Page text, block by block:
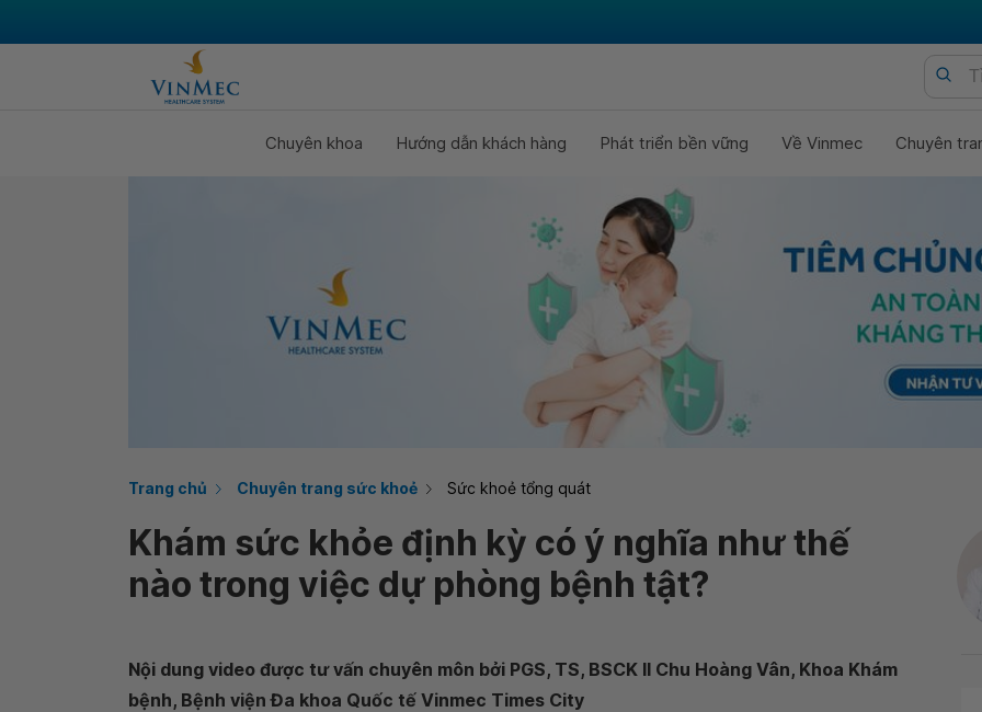
Chuyên khoa Hướng dẫn khách hàng Phát triển bền vững Về Vinmec Chuyên
Trang chủ Chuyên trang sức khoẻ Sức khoẻ tổng quát
Khám sức khỏe định kỳ có ý nghĩa như thế
nào trong việc dự phòng bệnh tật?
Nội dung video được tư vấn chuyên môn bởi PGS, TS, BSCK II Chu Hoàng Vân, Khoa Khám
bệnh, Bệnh viện Đa khoa Quốc tế Vinmec Times City